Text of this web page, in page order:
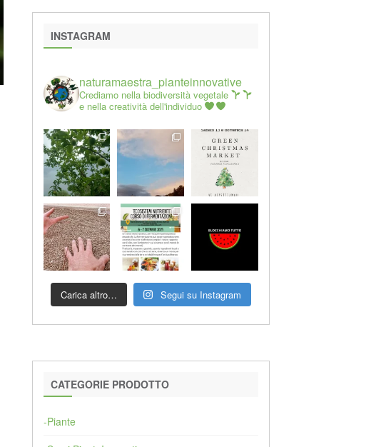
INSTAGRAM
naturamaestra_pianteinnovative
Crediamo nella biodiversità vegetale
e nella creatività dell'individuo
Carica altro… Segui su Instagram
CATEGORIE PRODOTTO
-Piante